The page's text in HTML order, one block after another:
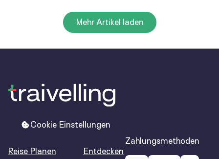
Mehr Artikel laden
Cookie Einstellungen
Reise Planen Entdecken
Zahlungsmethoden